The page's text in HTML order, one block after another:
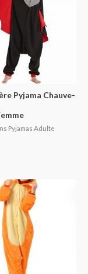
Pyjama Chauve-
Pyjamas Adulte